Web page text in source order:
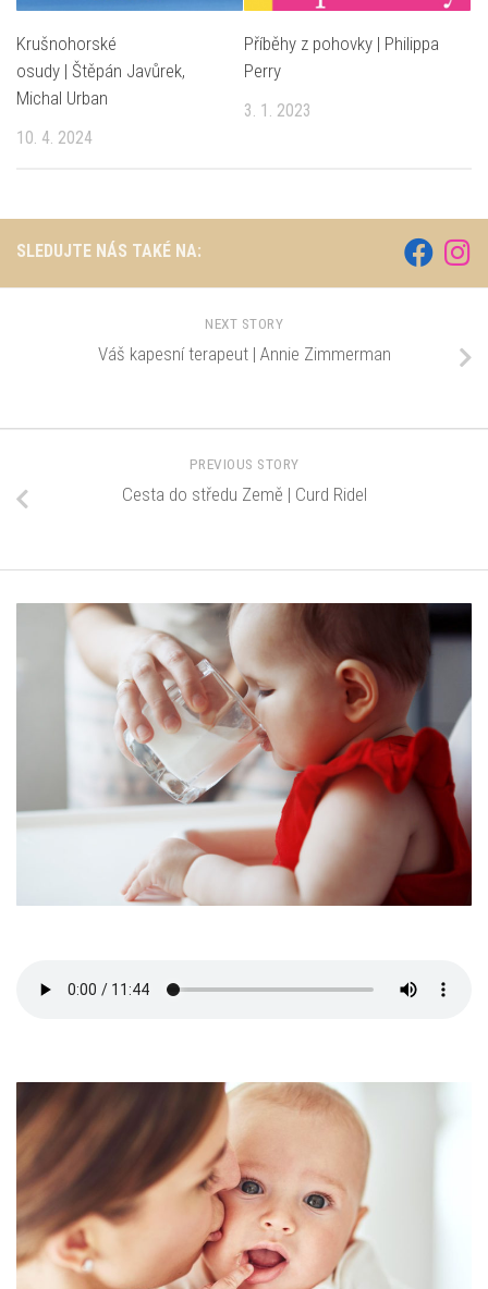
Krušnohorské
osudy | Štěpán Javůrek,
Michal Urban
10. 4. 2024
Příběhy z pohovky | Philippa
Perry
3. 1. 2023
SLEDUJTE NÁS TAKÉ NA:
NEXT STORY
Váš kapesní terapeut | Annie Zimmerman
PREVIOUS STORY
Cesta do středu Země | Curd Ridel